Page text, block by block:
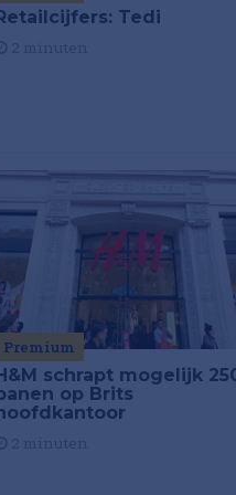
Tedi
Premium
schrapt mogelijk
op Brits